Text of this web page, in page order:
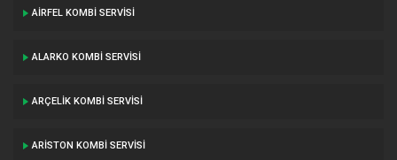
AIRFEL KOMBI SERVISI
ALARKO KOMBI SERVISI
ARÇELIK KOMBI SERVISI
ARISTON KOMBI SERVISI